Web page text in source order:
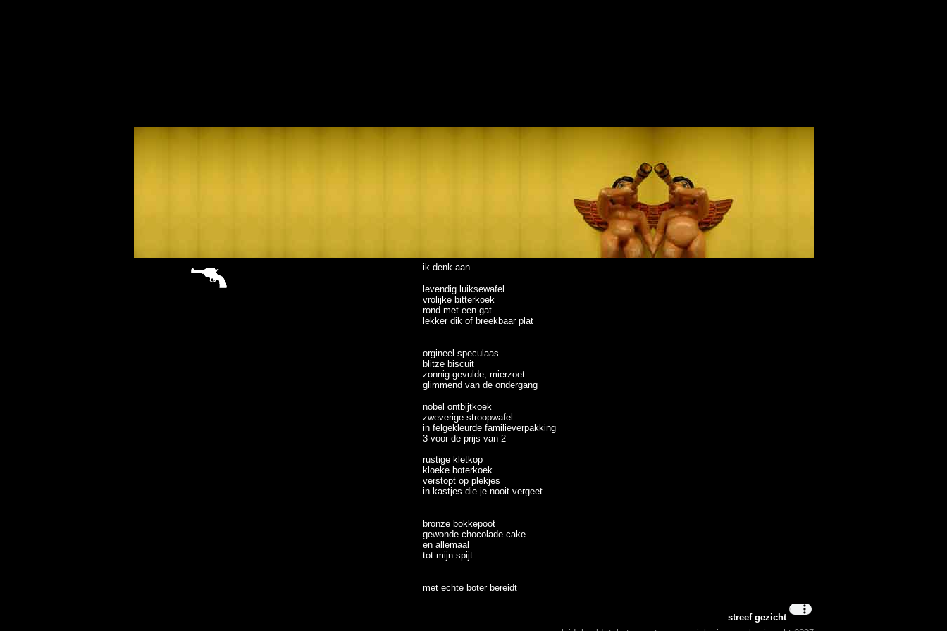
ik denk aan..
levendig luiksewafel
vrolijke bitterkoek
rond met een gat
lekker dik of breekbaar plat
orgineel speculaas
blitze biscuit
zonnig gevulde, mierzoet
glimmend van de ondergang
nobel ontbijtkoek
zweverige stroopwafel
in felgekleurde familieverpakking
3 voor de prijs van 2
rustige kletkop
kloeke boterkoek
verstopt op plekjes
in kastjes die je nooit vergeet
bronze bokkepoot
gewonde chocolade cake
en allemaal
tot mijn spijt
met echte boter bereidt
streef gezicht